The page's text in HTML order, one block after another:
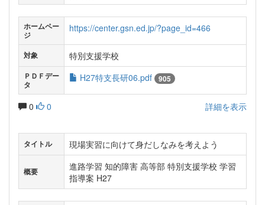
ホームペー
ジ
https://center.gsn.ed.jp/?page_id=466
対象 特別支援学校
ＰＤＦデー
タ
H27特支長研06.pdf 905
0 0 詳細を表示
タイトル 現場実習に向けて身だしなみを考えよう
概要
進路学習 知的障害 高等部 特別支援学校 学習
指導案 H27